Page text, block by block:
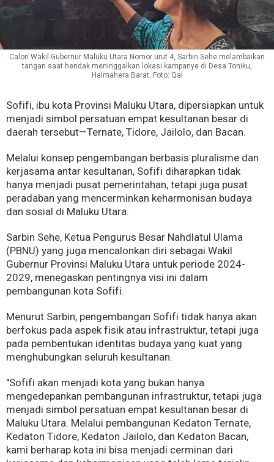
Calon Wakil Gubernur Maluku Utara Nomor urut 4, Sarbin Sehe melambaikan
tangan saat hendak meninggalkan lokasi kampanye di Desa Toniku,
Halmahera Barat. Foto: Qal
Sofifi, ibu kota Provinsi Maluku Utara, dipersiapkan untuk
menjadi simbol persatuan empat kesultanan besar di
daerah tersebut—Ternate, Tidore, Jailolo, dan Bacan.
Melalui konsep pengembangan berbasis pluralisme dan
kerjasama antar kesultanan, Sofifi diharapkan tidak
hanya menjadi pusat pemerintahan, tetapi juga pusat
peradaban yang mencerminkan keharmonisan budaya
dan sosial di Maluku Utara.
Sarbin Sehe, Ketua Pengurus Besar Nahdlatul Ulama
(PBNU) yang juga mencalonkan diri sebagai Wakil
Gubernur Provinsi Maluku Utara untuk periode 2024-
2029, menegaskan pentingnya visi ini dalam
pembangunan kota Sofifi.
Menurut Sarbin, pengembangan Sofifi tidak hanya akan
berfokus pada aspek fisik atau infrastruktur, tetapi juga
pada pembentukan identitas budaya yang kuat yang
menghubungkan seluruh kesultanan.
"Sofifi akan menjadi kota yang bukan hanya
mengedepankan pembangunan infrastruktur, tetapi juga
menjadi simbol persatuan empat kesultanan besar di
Maluku Utara. Melalui pembangunan Kedaton Ternate,
Kedaton Tidore, Kedaton Jailolo, dan Kedaton Bacan,
kami berharap kota ini bisa menjadi cerminan dari